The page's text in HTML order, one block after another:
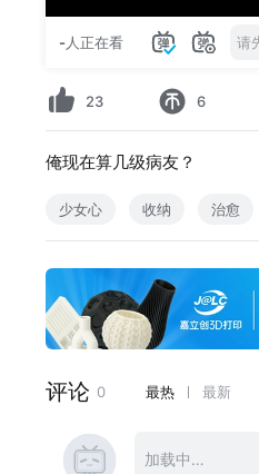
-人正在看 请
23 6
俺现在算几级病友？
少女心 收纳 治愈